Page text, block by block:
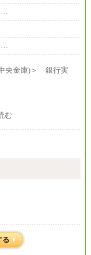
…
…
央金庫)＞ 銀行実
む